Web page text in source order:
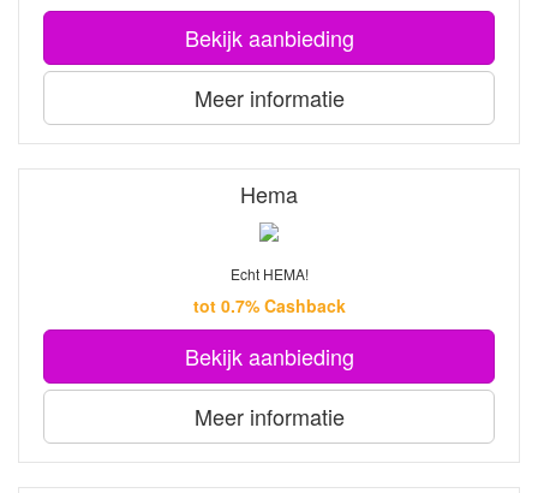
Bekijk aanbieding
Meer informatie
Hema
Echt HEMA!
tot 0.7% Cashback
Bekijk aanbieding
Meer informatie